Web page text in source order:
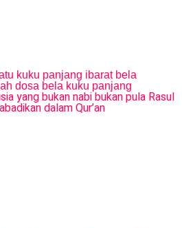
kuku panjang ibarat bela
dosa bela kuku panjang